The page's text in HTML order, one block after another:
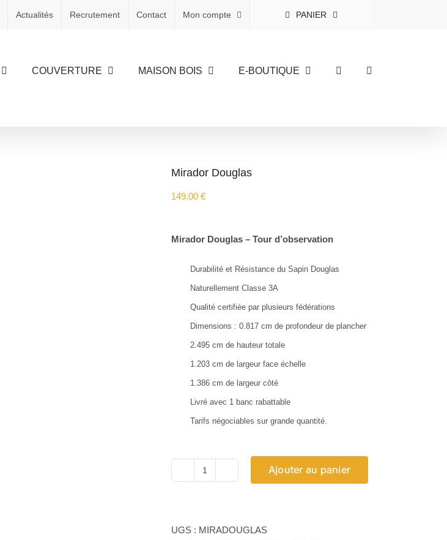
Actualités Recrutement Contact Mon compte PANIER
COUVERTURE MAISON BOIS E-BOUTIQUE
Mirador Douglas
149,00 €
Mirador Douglas – Tour d’observation
Durabilité et Résistance du Sapin Douglas
Naturellement Classe 3A
Qualité certifiée par plusieurs fédérations
Dimensions : 0.817 cm de profondeur de plancher
2.495 cm de hauteur totale
1.203 cm de largeur face échelle
1.386 cm de largeur côté
Livré avec 1 banc rabattable
Tarifs négociables sur grande quantité.
Douglas
Ajouter au panier
UGS : MIRADOUGLAS